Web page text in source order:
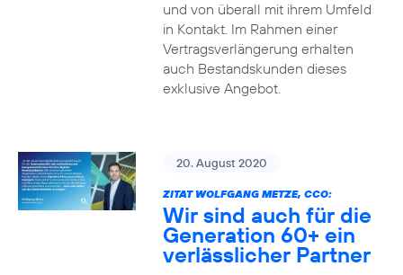
und von überall mit ihrem Umfeld
in Kontakt. Im Rahmen einer
Vertragsverlängerung erhalten
auch Bestandskunden dieses
exklusive Angebot.
20. August 2020
ZITAT WOLFGANG METZE, CCO:
Wir sind auch für die
Generation 60+ ein
verlässlicher Partner